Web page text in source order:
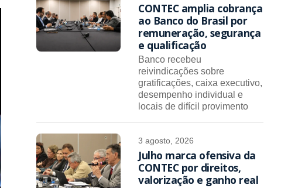
CONTEC amplia cobrança
ao Banco do Brasil por
remuneração, segurança
e qualificação
Banco recebeu
reivindicações sobre
gratificações, caixa executivo,
desempenho individual e
locais de difícil provimento
3 agosto, 2026
Julho marca ofensiva da
CONTEC por direitos,
valorização e ganho real